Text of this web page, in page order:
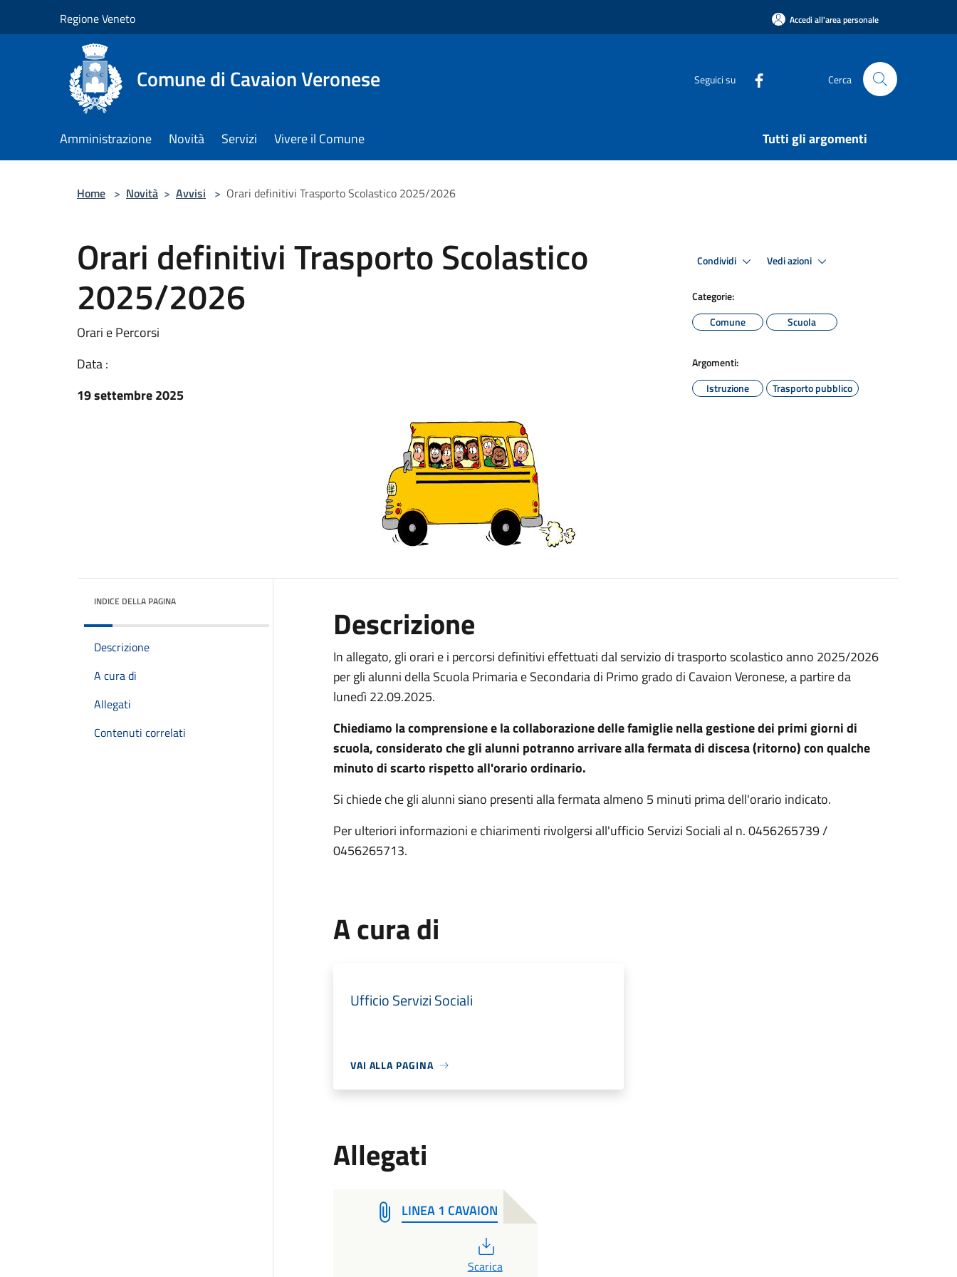
Regione Veneto Accedi all'area personale
Comune di Cavaion Veronese Seguici su Cerca
Amministrazione Novità Servizi Vivere il Comune Tutti gli argomenti
Home > Novità > Avvisi > Orari definitivi Trasporto Scolastico 2025/2026
Orari definitivi Trasporto Scolastico
2025/2026
Orari e Percorsi
Data :
19 settembre 2025
Condividi Vedi azioni
Categorie:
Comune
Scuola
Argomenti:
Istruzione
Trasporto pubblico
INDICE DELLA PAGINA
Descrizione
A cura di
Allegati
Contenuti correlati
Descrizione
In allegato, gli orari e i percorsi definitivi effettuati dal servizio di trasporto scolastico anno 2025/2026
per gli alunni della Scuola Primaria e Secondaria di Primo grado di Cavaion Veronese, a partire da
lunedì 22.09.2025.
Chiediamo la comprensione e la collaborazione delle famiglie nella gestione dei primi giorni di
scuola, considerato che gli alunni potranno arrivare alla fermata di discesa (ritorno) con qualche
minuto di scarto rispetto all'orario ordinario.
Si chiede che gli alunni siano presenti alla fermata almeno 5 minuti prima dell'orario indicato.
Per ulteriori informazioni e chiarimenti rivolgersi all'ufficio Servizi Sociali al n. 0456265739 /
0456265713.
A cura di
Ufficio Servizi Sociali
VAI ALLA PAGINA
Allegati
LINEA 1 CAVAION
Scarica